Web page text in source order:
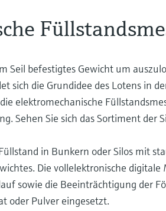
Seil befestigtes Gewicht um
sich die Grundidee des Lotens in
elektromechanische
Sehen Sie sich das Sortiment der
in Bunkern oder Silos mit
Die vollelektronische
sowie die Beeinträchtigung der
oder Pulver eingesetzt.